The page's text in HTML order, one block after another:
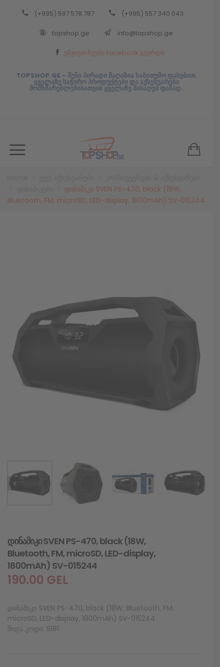
(+995) 597 578 787 (+995) 557 340 043
topshop.ge info@topshop.ge
ეწვიეთ ჩვენს Facebook გვერდს
TOPSHOP.GE – შენი პირადი მაღაზია საბითუმო ფასებით.
ყველაზე საჭირო პროდუქტები და აქსესუარები
მომხმარებლებისათვის ყველაზე მისაღებ ფასად.
დინამიკი SVEN PS-470, black (18W,
Bluetooth, FM, microSD, LED-display, 1800mAh) SV-015244
დინამიკი SVEN PS-470, black (18W,
Bluetooth, FM, microSD, LED-display,
1800mAh) SV-015244
190.00 GEL
დინამიკი SVEN PS-470, black (18W, Bluetooth, FM,
microSD, LED-display, 1800mAh) SV-015244
შიდა კოდი: 6181
Back